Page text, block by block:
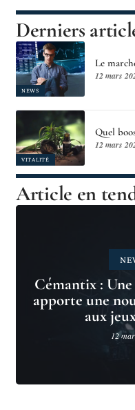
Derniers
NEWS
Le
12 mars
VITALITÉ
Quel
12 mars
Article en
Cémantix :
apporte une
aux
12